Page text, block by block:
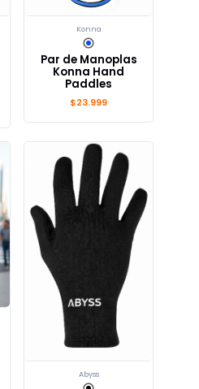
Konna
Par de Manoplas
Konna Hand
Paddles
$23.999
Abyss